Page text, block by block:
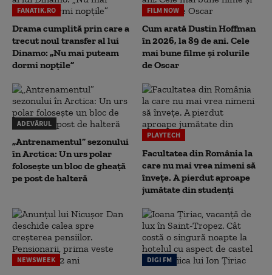
FANATIK.RO
Drama cumplită prin care a
trecut noul transfer al lui
Dinamo: „Nu mai puteam
dormi nopțile”
FILM NOW
Cum arată Dustin Hoffman
în 2026, la 89 de ani. Cele
mai bune filme și rolurile
de Oscar
ADEVĂRUL
„Antrenamentul” sezonului
în Arctica: Un urs polar
folosește un bloc de gheață
pe post de halteră
PLAYTECH
Facultatea din România la
care nu mai vrea nimeni să
înveţe. A pierdut aproape
jumătate din studenţi
NEWSWEEK DIGI FM